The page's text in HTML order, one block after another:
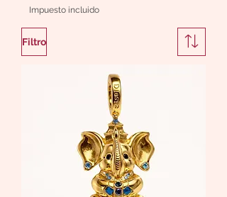
Impuesto incluido
Filtro